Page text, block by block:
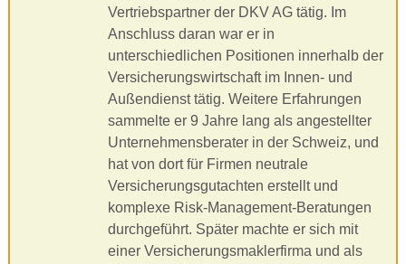
Vertriebspartner der DKV AG tätig. Im
Anschluss daran war er in
unterschiedlichen Positionen innerhalb der
Versicherungswirtschaft im Innen- und
Außendienst tätig. Weitere Erfahrungen
sammelte er 9 Jahre lang als angestellter
Unternehmensberater in der Schweiz, und
hat von dort für Firmen neutrale
Versicherungsgutachten erstellt und
komplexe Risk-Management-Beratungen
durchgeführt. Später machte er sich mit
einer Versicherungsmaklerfirma und als